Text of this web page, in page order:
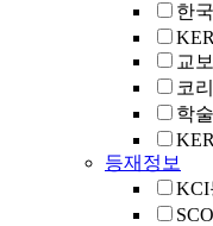
한
교
코
학
등재정보
KCI